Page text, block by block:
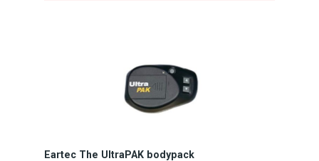
Eartec The UltraPAK bodypack